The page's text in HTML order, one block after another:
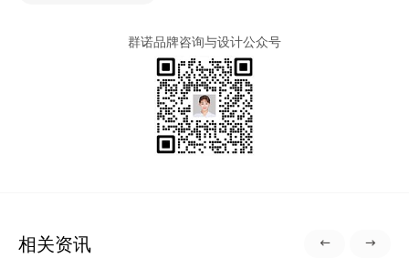
群诺品牌咨询与设计公众号
相关资讯